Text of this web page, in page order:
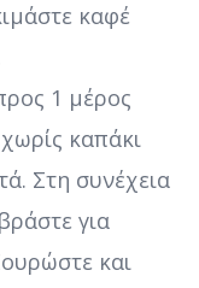
καφέ
1 μέρος
καπάκι
Στη συνέχεια
για
και